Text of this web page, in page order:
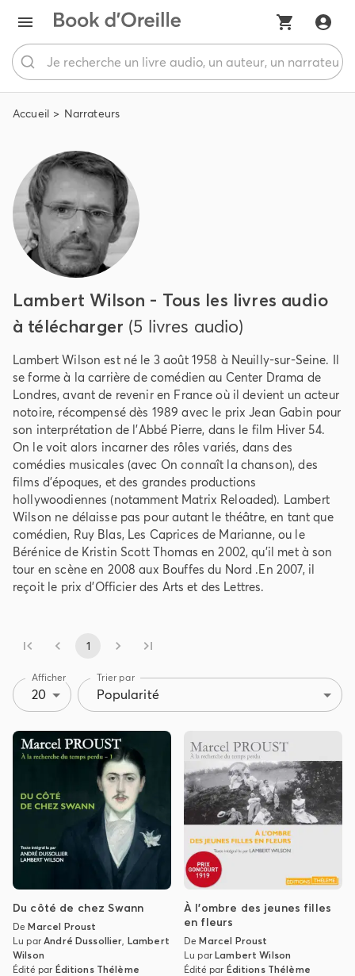
Accueil Narrateurs
Lambert Wilson - Tous les livres audio
à télécharger (5 livres audio)
Lambert Wilson est né le 3 août 1958 à Neuilly-sur-Seine. Il
se forme à la carrière de comédien au Center Drama de
Londres, avant de revenir en France où il devient un acteur
notoire, récompensé dès 1989 avec le prix Jean Gabin pour
son interprétation de l'Abbé Pierre, dans le film Hiver 54.
On le voit alors incarner des rôles variés, dans des
comédies musicales (avec On connaît la chanson), des
films d'époques, et des grandes productions
hollywoodiennes (notamment Matrix Reloaded). Lambert
Wilson ne délaisse pas pour autant le théâtre, en tant que
comédien, Ruy Blas, Les Caprices de Marianne, ou le
Bérénice de Kristin Scott Thomas en 2002, qu'il met à son
tour en scène en 2008 aux Bouffes du Nord .En 2007, il
reçoit le prix d'Officier des Arts et des Lettres.
1
Afficher
20
Trier par
Popularité
Du côté de chez Swann
DeMarcel Proust
Lu parAndré Dussollier, Lambert
Wilson
Édité par Éditions Thélème
À l’ombre des jeunes filles
en fleurs
DeMarcel Proust
Lu parLambert Wilson
Édité par Éditions Thélème